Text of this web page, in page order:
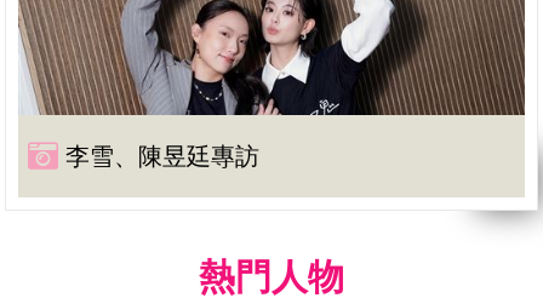
李雪、陳昱廷專訪
熱門人物